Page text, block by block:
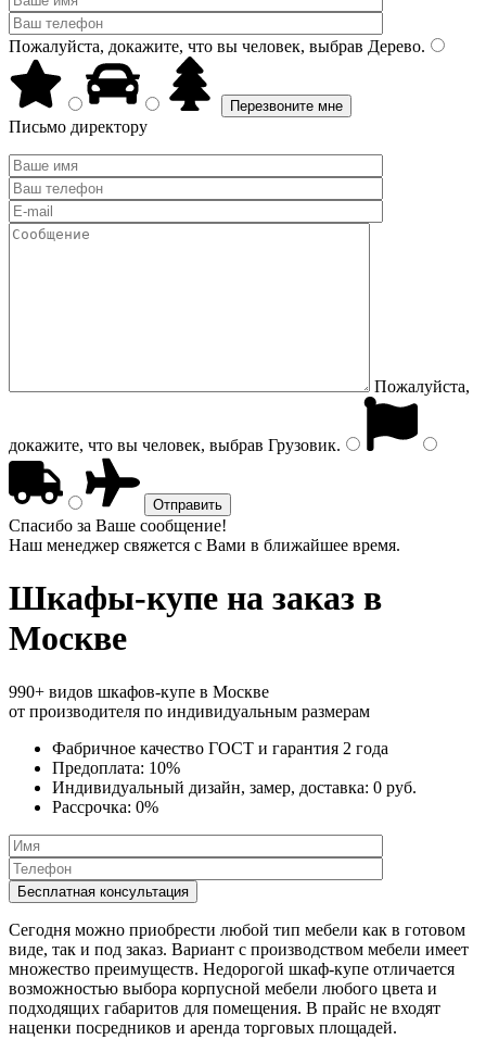
Пожалуйста, докажите, что вы человек, выбрав Дерево.
Письмо директору
Пожалуйста,
докажите, что вы человек, выбрав Грузовик.
Спасибо за Ваше сообщение!
Наш менеджер свяжется с Вами в ближайшее время.
Шкафы-купе на заказ в
Москве
990+ видов шкафов-купе в Москве
от производителя по индивидуальным размерам
Фабричное качество ГОСТ и гарантия 2 года
Предоплата: 10%
Индивидуальный дизайн, замер, доставка: 0 руб.
Рассрочка: 0%
Сегодня можно приобрести любой тип мебели как в готовом
виде, так и под заказ. Вариант с производством мебели имеет
множество преимуществ. Недорогой шкаф-купе отличается
возможностью выбора корпусной мебели любого цвета и
подходящих габаритов для помещения. В прайс не входят
наценки посредников и аренда торговых площадей.